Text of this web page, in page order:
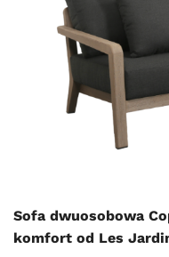
Sofa dwuosobowa
komfort od Les